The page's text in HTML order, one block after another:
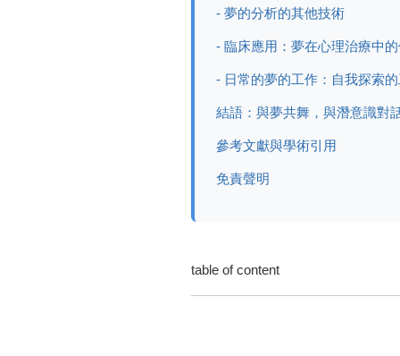
- 夢的分析的其他技術
- 臨床應用：夢在心理治療中
- 日常的夢的工作：自我探索
結語：與夢共舞，與潛意識對
參考文獻與學術引用
免責聲明
table of content